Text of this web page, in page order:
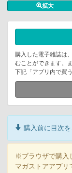
拡大
購入した電子雑誌は
むことができます。
下記「アプリ内で買
購入前に目次
※ブラウザで購入
マガストアアプリ